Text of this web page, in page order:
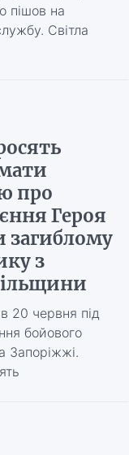
пішов на
Світла
про
Героя
загиблому
з
20 червня під
бойового
Запоріжжі.